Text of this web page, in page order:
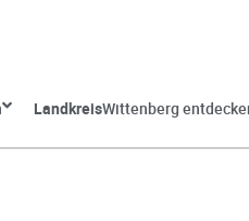
LandkreisWittenberg